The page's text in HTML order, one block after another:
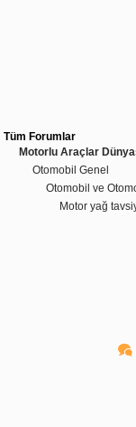
Tüm Forumlar
Motorlu Araçlar
Otomobil Genel
Otomobil ve
Motor yağ